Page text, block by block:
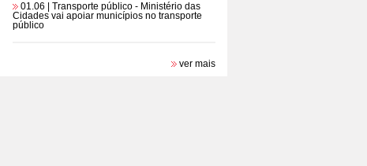
01.06 | Transporte público - Ministério das
Cidades vai apoiar municípios no transporte
público
ver mais